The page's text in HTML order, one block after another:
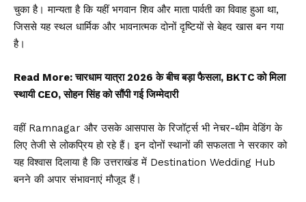
चुका है। मान्यता है कि यहीं भगवान शिव और माता पार्वती का विवाह हुआ था,
जिससे यह स्थल धार्मिक और भावनात्मक दोनों दृष्टियों से बेहद खास बन गया
है।
Read More:चारधाम यात्रा 2026 के बीच बड़ा फैसला, BKTC को मिला
स्थायी CEO, सोहन सिंह को सौंपी गई जिम्मेदारी
वहीं Ramnagar और उसके आसपास के रिजॉर्ट्स भी नेचर-थीम वेडिंग के
लिए तेजी से लोकप्रिय हो रहे हैं। इन दोनों स्थानों की सफलता ने सरकार को
यह विश्वास दिलाया है कि उत्तराखंड में Destination Wedding Hub
बनने की अपार संभावनाएं मौजूद हैं।